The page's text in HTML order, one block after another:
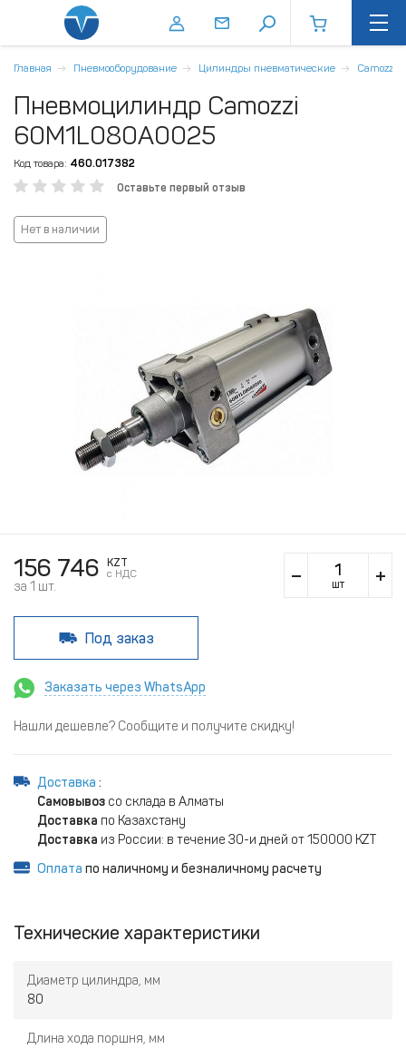
Главная Пневмооборудование Цилиндры пневматические Camozzi
Пневмоцилиндр Camozzi
60M1L080A0025
Код товара: 460.017382
Оставьте первый отзыв
Нет в наличии
156 746
KZT
c НДС
за 1 шт. шт
Под заказ
Заказать через WhatsApp
Нашли дешевле? Сообщите и получите скидку!
Доставка :
Самовывоз со склада в Алматы
Доставка по Казахстану
Доставка из России: в течение 30-и дней от 150000 KZT
Оплата по наличному и безналичному расчету
Технические характеристики
Диаметр цилиндра, мм
80
Длина хода поршня, мм